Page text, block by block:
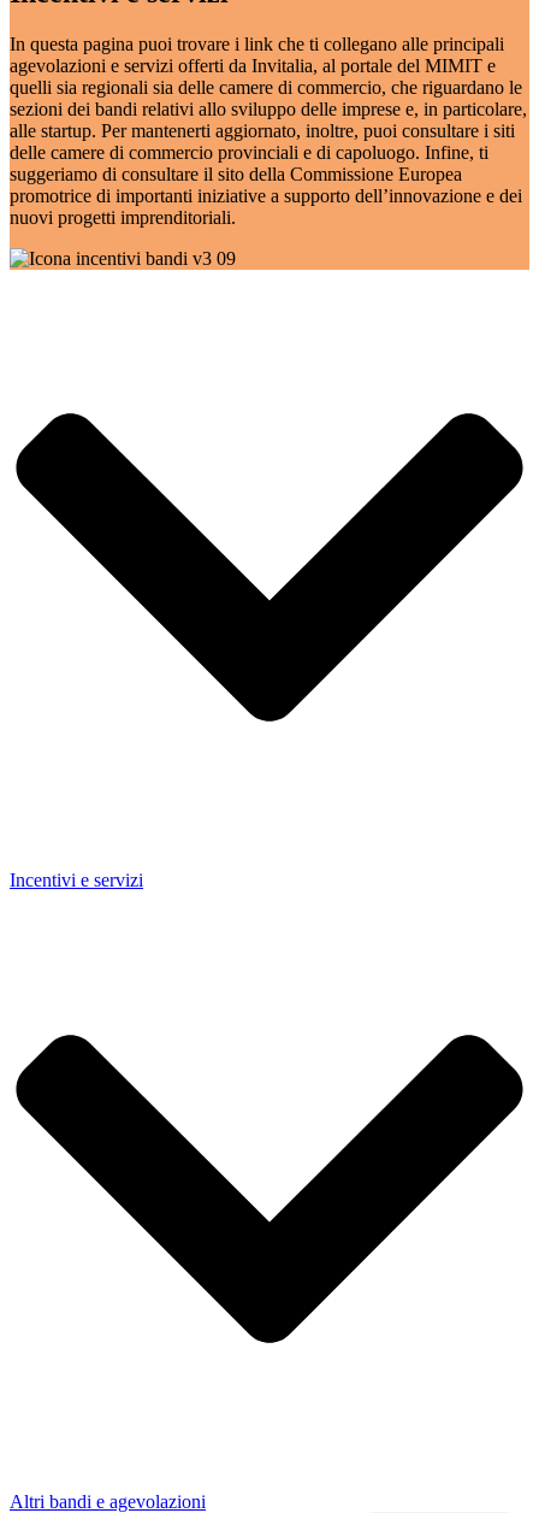
In questa pagina puoi trovare i link che ti collegano alle principali
agevolazioni e servizi offerti da Invitalia, al portale del MIMIT e
quelli sia regionali sia delle camere di commercio, che riguardano le
sezioni dei bandi relativi allo sviluppo delle imprese e, in particolare,
alle startup. Per mantenerti aggiornato, inoltre, puoi consultare i siti
delle camere di commercio provinciali e di capoluogo. Infine, ti
suggeriamo di consultare il sito della Commissione Europea
promotrice di importanti iniziative a supporto dell’innovazione e dei
nuovi progetti imprenditoriali.
Incentivi e servizi
Altri bandi e agevolazioni